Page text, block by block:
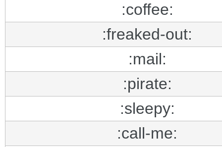
:coffee:
:freaked-out:
:mail:
:pirate:
:sleepy:
:call-me: